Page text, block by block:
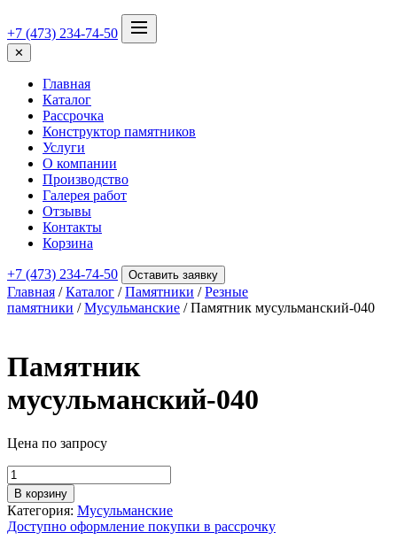
+7 (473) 234-74-50
✕
Главная
Каталог
Рассрочка
Конструктор памятников
Услуги
О компании
Производство
Галерея работ
Отзывы
Контакты
Корзина
+7 (473) 234-74-50 Оставить заявку
Главная /Каталог /Памятники /Резные
памятники /Мусульманские / Памятник мусульманский-040
Памятник
мусульманский-040
Цена по запросу
Количество
товара
Памятник
мусульманский-040
В корзину
Категория: Мусульманские
Доступно оформление покупки в рассрочку